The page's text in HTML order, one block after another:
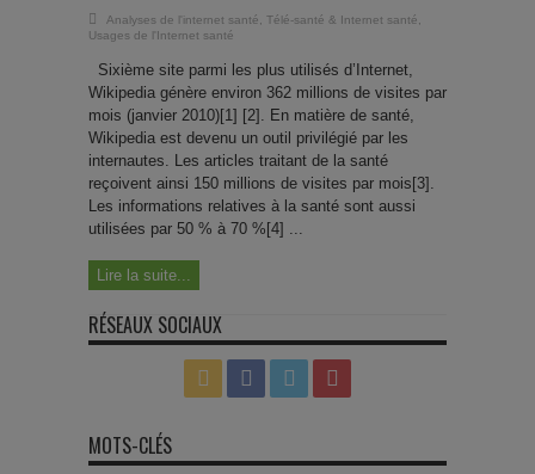
Analyses de l'internet santé Télé-santé & Internet santé
Usages de l'Internet santé
Sixième site parmi les plus utilisés d’Internet,
Wikipedia génère environ 362 millions de visites par
mois (janvier 2010)[1] [2]. En matière de santé,
Wikipedia est devenu un outil privilégié par les
internautes. Les articles traitant de la santé
reçoivent ainsi 150 millions de visites par mois[3].
Les informations relatives à la santé sont aussi
utilisées par 50 % à 70 %[4] ...
Lire la suite...
RÉSEAUX SOCIAUX
MOTS-CLÉS